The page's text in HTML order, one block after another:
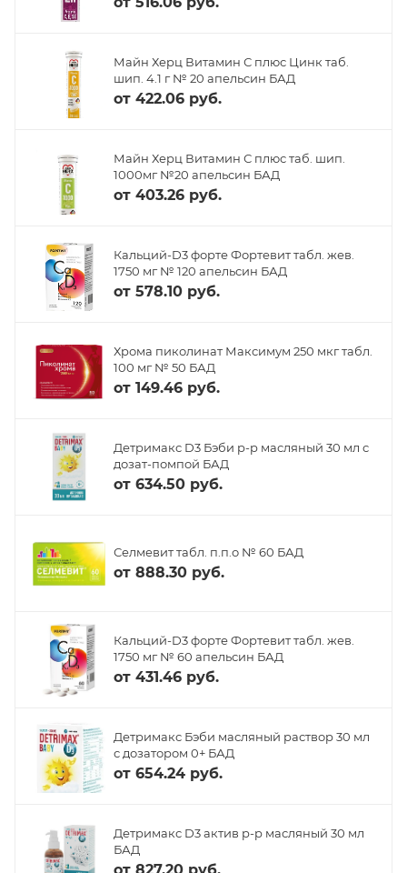
Майн Херц Витамин С плюс Цинк таб.
шип. 4.1 г № 20 апельсин БАД
от 422.06 руб.
Майн Херц Витамин С плюс таб. шип.
1000мг №20 апельсин БАД
от 403.26 руб.
Кальций-D3 форте Фортевит табл. жев.
1750 мг № 120 апельсин БАД
от 578.10 руб.
Хрома пиколинат Максимум 250 мкг табл.
100 мг № 50 БАД
от 149.46 руб.
Детримакс D3 Бэби р-р масляный 30 мл с
дозат-помпой БАД
от 634.50 руб.
Селмевит табл. п.п.о № 60 БАД
от 888.30 руб.
Кальций-D3 форте Фортевит табл. жев.
1750 мг № 60 апельсин БАД
от 431.46 руб.
Детримакс Бэби масляный раствор 30 мл
с дозатором 0+ БАД
от 654.24 руб.
Детримакс D3 актив р-р масляный 30 мл
БАД
от 827.20 руб.